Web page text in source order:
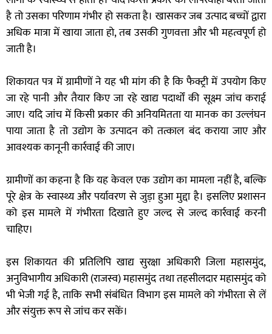
है तो उसका परिणाम गंभीर हो सकता है। खासकर जब उत्पाद बच्चों द्वारा
अधिक मात्रा में खाया जाता हो, तब उसकी गुणवत्ता और भी महत्वपूर्ण हो
जाती है।
शिकायत पत्र में ग्रामीणों ने यह भी मांग की है कि फैक्ट्री में उपयोग किए
जा रहे पानी और तैयार किए जा रहे खाद्य पदार्थों की सूक्ष्म जांच कराई
जाए। यदि जांच में किसी प्रकार की अनियमितता या मानक का उल्लंघन
पाया जाता है तो उद्योग के उत्पादन को तत्काल बंद कराया जाए और
आवश्यक कानूनी कार्रवाई की जाए।
ग्रामीणों का कहना है कि यह केवल एक उद्योग का मामला नहीं है, बल्कि
पूरे क्षेत्र के स्वास्थ्य और पर्यावरण से जुड़ा हुआ मुद्दा है। इसलिए प्रशासन
को इस मामले में गंभीरता दिखाते हुए जल्द से जल्द कार्रवाई करनी
चाहिए।
इस शिकायत की प्रतिलिपि खाद्य सुरक्षा अधिकारी जिला महासमुंद,
अनुविभागीय अधिकारी (राजस्व) महासमुंद तथा तहसीलदार महासमुंद को
भी भेजी गई है, ताकि सभी संबंधित विभाग इस मामले को गंभीरता से लें
और संयुक्त रूप से जांच कर सकें।